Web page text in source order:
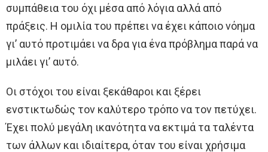
συμπάθεια του όχι μέσα από λόγια αλλά από
πράξεις. Η ομιλία του πρέπει να έχει κάποιο νόημα
γι’ αυτό προτιμάει να δρα για ένα πρόβλημα παρά να
μιλάει γι’ αυτό.
Οι στόχοι του είναι ξεκάθαροι και ξέρει
ενστικτωδώς τον καλύτερο τρόπο να τον πετύχει.
Έχει πολύ μεγάλη ικανότητα να εκτιμά τα ταλέντα
των άλλων και ιδιαίτερα, όταν του είναι χρήσιμα